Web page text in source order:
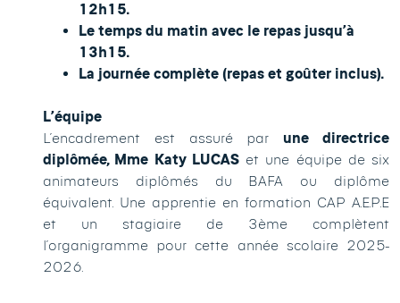
12h15.
Le temps du matin avec le repas jusqu’à
13h15.
La journée complète (repas et goûter inclus).
L’équipe
L’encadrement est assuré par une directrice
diplômée, Mme Katy LUCASet une équipe de six
animateurs diplômés du BAFA ou diplôme
équivalent. Une apprentie en formation CAP A.E.P.E
et un stagiaire de 3ème complètent
l’organigramme pour cette année scolaire 2025-
2026.